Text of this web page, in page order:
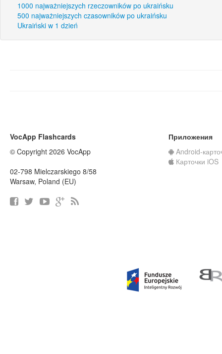
1000 najważniejszych rzeczowników po ukraińsku
500 najważniejszych czasowników po ukraińsku
Ukraiński w 1 dzień
VocApp Flashcards
© Copyright 2026 VocApp
02-798 Mielczarskiego 8/58
Warsaw, Poland (EU)
Приложения
Android-
Карточки iOS